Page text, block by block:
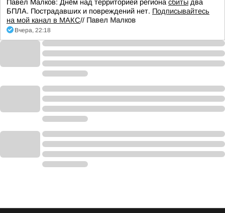
Павел Малков: Днём над территорией региона сбиты два
БПЛА. Пострадавших и повреждений нет. Подписывайтесь
на мой канал в МАКС// Павел Малков
Вчера, 22:18